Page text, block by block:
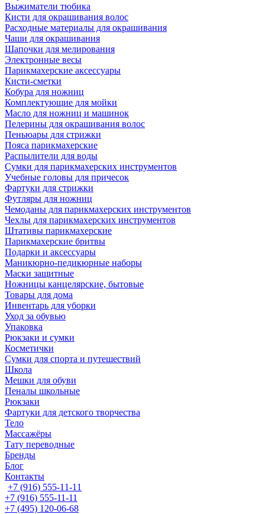
Выжиматели тюбика
Кисти для окрашивания волос
Расходные материалы для окрашивания
Чаши для окрашивания
Шапочки для мелирования
Электронные весы
Парикмахерские аксессуары
Кисти-сметки
Кобура для ножниц
Комплектующие для мойки
Масло для ножниц и машинок
Пелерины для окрашивания волос
Пеньюары для стрижки
Пояса парикмахерские
Распылители для воды
Сумки для парикмахерских инструментов
Учебные головы для причесок
Фартуки для стрижки
Футляры для ножниц
Чемоданы для парикмахерских инструментов
Чехлы для парикмахерских инструментов
Штативы парикмахерские
Парикмахерские бритвы
Подарки и аксессуары
Маникюрно-педикюрные наборы
Маски защитные
Ножницы канцелярские, бытовые
Товары для дома
Инвентарь для уборки
Уход за обувью
Упаковка
Рюкзаки и сумки
Косметички
Сумки для спорта и путешествий
Школа
Мешки для обуви
Пеналы школьные
Рюкзаки
Фартуки для детского творчества
Тело
Массажёры
Тату переводные
Бренды
Блог
Контакты
+7 (916) 555-11-11
+7 (916) 555-11-11
+7 (495) 120-06-68